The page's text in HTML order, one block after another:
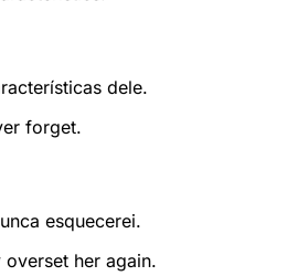
dele.
forget.
esquecerei.
her again.